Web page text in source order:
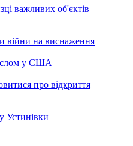
важливих об'єктів
війни на виснаження
у США
про відкриття
Устинівки